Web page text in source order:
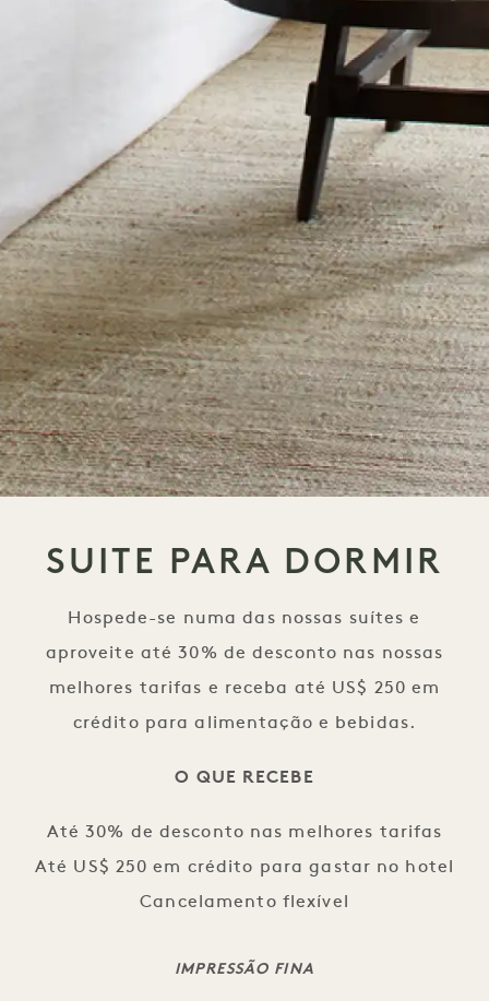
SUITE PARA DORMIR
Hospede-se numa das nossas suítes e
aproveite até 30% de desconto nas nossas
melhores tarifas e receba até US$ 250 em
crédito para alimentação e bebidas.
O QUE RECEBE
Até 30% de desconto nas melhores tarifas
Até US$ 250 em crédito para gastar no hotel
Cancelamento flexível
IMPRESSÃO FINA